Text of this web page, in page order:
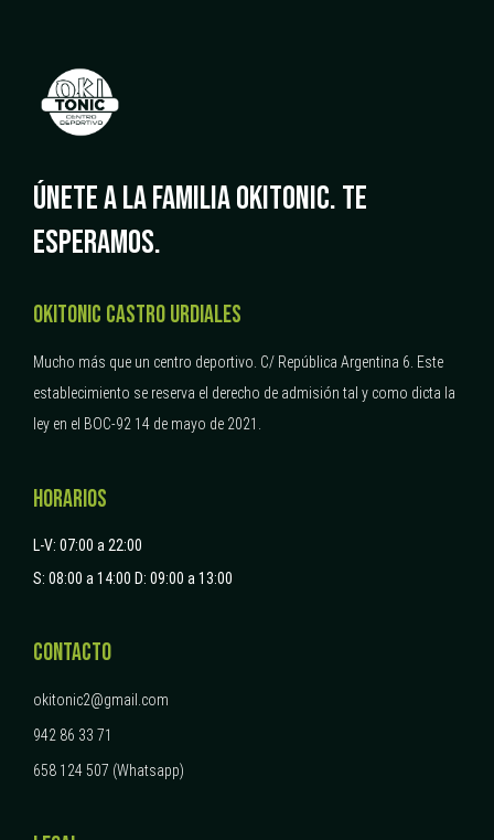
ÚNETE A LA FAMILIA OKITONIC.TE
ESPERAMOS.
OKITONIC CASTRO URDIALES
Mucho más que un centro deportivo. C/ República Argentina 6. Este
establecimiento se reserva el derecho de admisión tal y como dicta la
ley en el BOC-92 14 de mayo de 2021.
HORARIOS
L-V: 07:00 a 22:00
S: 08:00 a 14:00 D: 09:00 a 13:00
CONTACTO
okitonic2@gmail.com
942 86 33 71
658 124 507 (Whatsapp)